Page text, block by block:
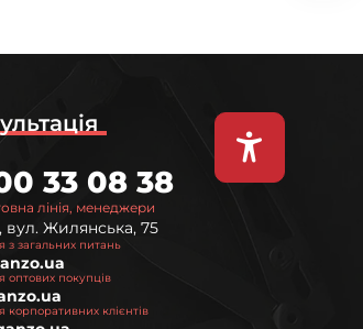
лінія, менеджери
33 08 38
вул. Жилянська, 75
з загальних питань
оптових покупців
корпоративних клієнтів